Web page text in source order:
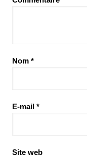
Nom *
E-mail *
Site web